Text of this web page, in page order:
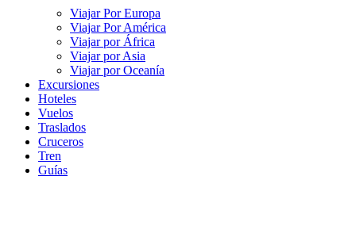
Viajar Por Europa
Viajar Por América
Viajar por África
Viajar por Asia
Viajar por Oceanía
Excursiones
Hoteles
Vuelos
Traslados
Cruceros
Tren
Guías